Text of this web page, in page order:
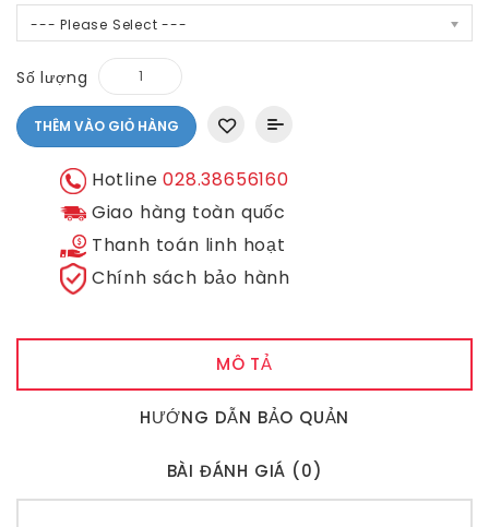
--- Please Select ---
Số lượng
THÊM VÀO GIỎ HÀNG
Hotline028.38656160
Giao hàng toàn quốc
Thanh toán linh hoạt
Chính sách bảo hành
MÔ TẢ
HƯỚNG DẪN BẢO QUẢN
BÀI ĐÁNH GIÁ (0)